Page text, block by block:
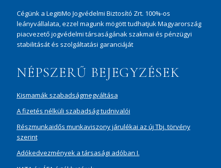
Cégünk a LegitiMo Jogvédelmi Biztosító Zrt. 100%-os
leányvállalata, ezzel magunk mögött tudhatjuk Magyarország
piacvezető jogvédelmi társaságának szakmai és pénzügyi
stabilitását és szolgáltatási garanciáját
NÉPSZERŰ BEJEGYZÉSEK
Kismamák szabadságmegváltása
A fizetés nélküli szabadság tudnivalói
Részmunkaidős munkaviszony járulékai az új Tbj. törvény
szerint
Adókedvezmények a társasági adóban I.